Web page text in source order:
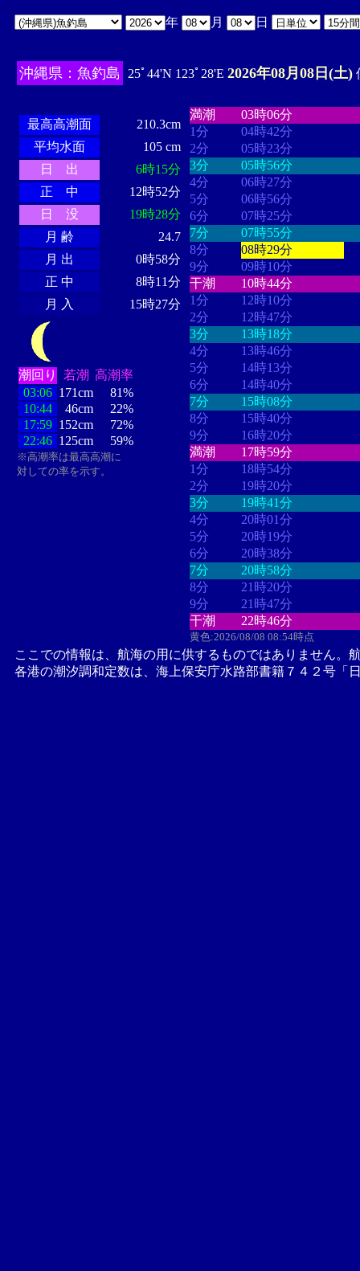
年 月 日
沖縄県：魚釣島 25ﾟ44'N 123ﾟ28'E 2026年08月08日(土)
最高高潮面
210.3cm
平均水面
105 cm
日 出
6時15分
正 中
12時52分
日 没
19時28分
月 齢
24.7
月 出
0時58分
正 中
8時11分
月 入
15時27分
潮回り 若潮 高潮率
03:06 171cm
81%
10:44
46cm
22%
17:59 152cm
72%
22:46 125cm 59%
※高潮率は最高高潮に
対しての率を示す。
満潮
03時06分
1分
04時42分
2分
05時23分
3分
05時56分
4分
06時27分
5分
06時56分
6分
07時25分
7分
07時55分
8分
08時29分
9分
09時10分
干潮
10時44分
1分
12時10分
2分
12時47分
3分
13時18分
4分
13時46分
5分
14時13分
6分
14時40分
7分
15時08分
8分
15時40分
9分
16時20分
満潮
17時59分
1分
18時54分
2分
19時20分
3分
19時41分
4分
20時01分
5分
20時19分
6分
20時38分
7分
20時58分
8分
21時20分
9分
21時47分
干潮
22時46分
黄色:2026/08/08 08:54時点
ここでの情報は、航海の用に供するものではありません。
各港の潮汐調和定数は、海上保安庁水路部書籍７４２号「